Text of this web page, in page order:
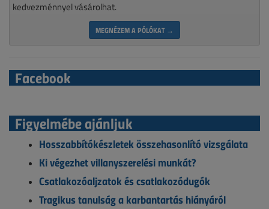
kedvezménnyel vásárolhat.
MEGNÉZEM A PÓLÓKAT →
Facebook
Figyelmébe ajánljuk
Hosszabbítókészletek összehasonlító vizsgálata
Ki végezhet villanyszerelési munkát?
Csatlakozóaljzatok és csatlakozódugók
Tragikus tanulság a karbantartás hiányáról